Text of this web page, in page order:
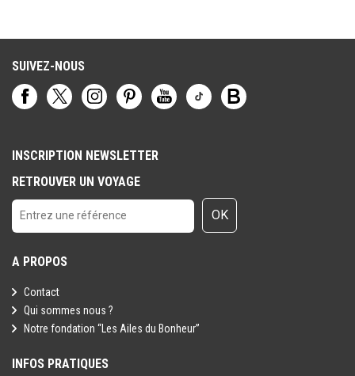
terroriste.
SUIVEZ-NOUS
INSCRIPTION NEWSLETTER
RETROUVER UN VOYAGE
OK
A PROPOS
Contact
Qui sommes nous ?
Notre fondation “Les Ailes du Bonheur”
INFOS PRATIQUES